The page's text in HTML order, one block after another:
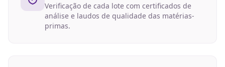
Verificação de cada lote com certificados de
análise e laudos de qualidade das matérias-
primas.